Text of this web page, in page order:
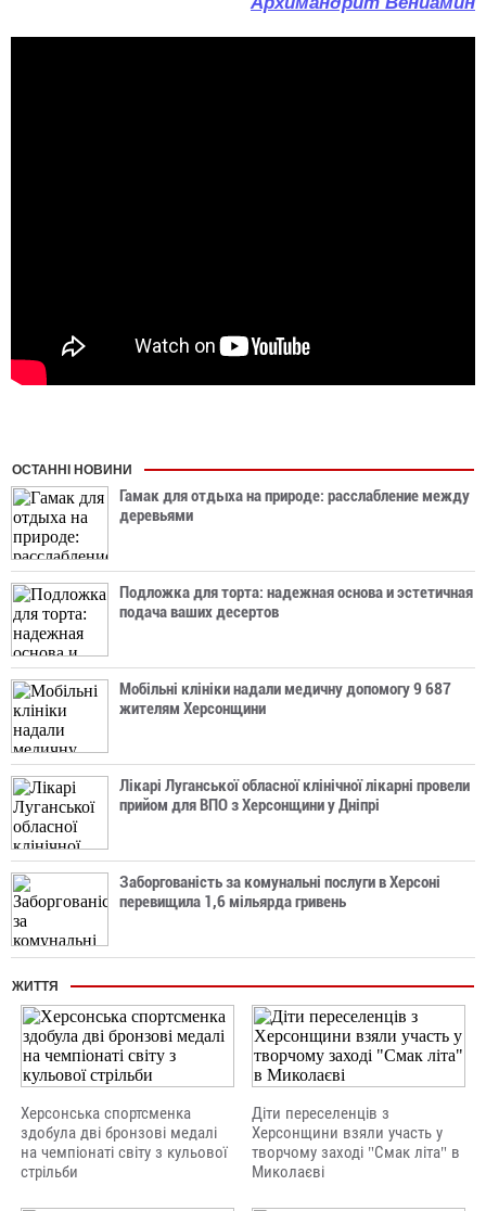
ОСТАННІ НОВИНИ
Гамак для отдыха на природе: расслабление между
деревьями
Подложка для торта: надежная основа и эстетичная
подача ваших десертов
Мобільні клініки надали медичну допомогу 9 687
жителям Херсонщини
Лікарі Луганської обласної клінічної лікарні провели
прийом для ВПО з Херсонщини у Дніпрі
Заборгованість за комунальні послуги в Херсоні
перевищила 1,6 мільярда гривень
ЖИТТЯ
Херсонська спортсменка
здобула дві бронзові медалі
на чемпіонаті світу з кульової
стрільби
Діти переселенців з
Херсонщини взяли участь у
творчому заході "Смак літа" в
Миколаєві